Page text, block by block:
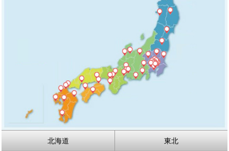
北海道 東北